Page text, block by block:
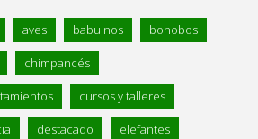
aves babuinos bonobos
chimpancés
cursos y talleres
destacado elefantes